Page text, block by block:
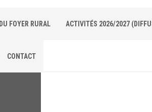
FOYER RURAL ACTIVITÉS 2026/2027
CONTACT